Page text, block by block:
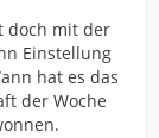
doch mit der
Einstellung
hat es das
der Woche